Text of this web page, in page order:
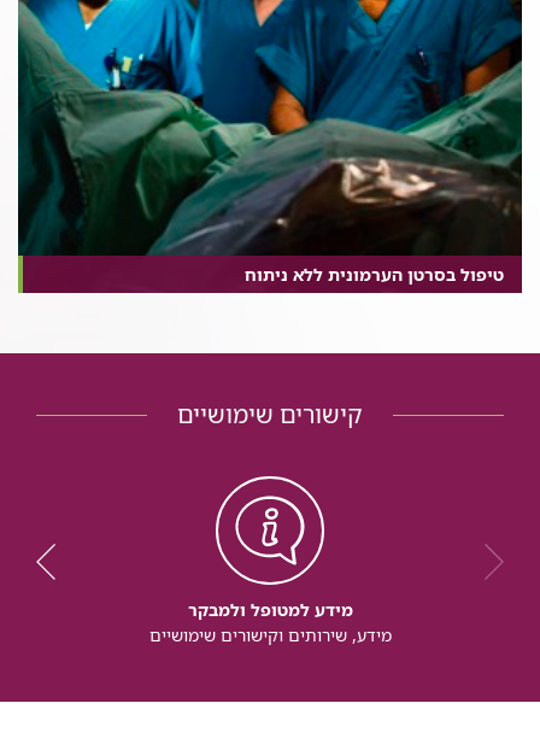
טיפול בסרטן הערמונית ללא ניתוח
קישורים שימושיים
מידע למטופל ולמבקר
מידע, שירותים וקישורים שימושיים